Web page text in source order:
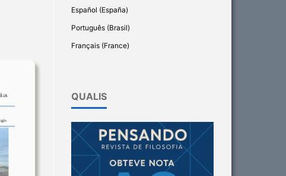
Español (España)
Português (Brasil)
Français (France)
QUALIS